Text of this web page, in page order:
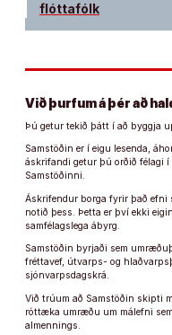
flóttafólk
Við þurfum á þér að
Þú getur tekið þátt í að byggja
Samstöðin er í eigu lesenda,
áskrifandi getur þú orðið félagi í
Samstöðinni.
Áskrifendur borga fyrir það efni
notið þess. Þetta er því ekki
samfélagslega ábyrg.
Samstöðin byrjaði sem
fréttavef, útvarps- og
sjónvarpsdagskrá.
Við trúum að Samstöðin skipti
róttæka umræðu um málefni
almennings.